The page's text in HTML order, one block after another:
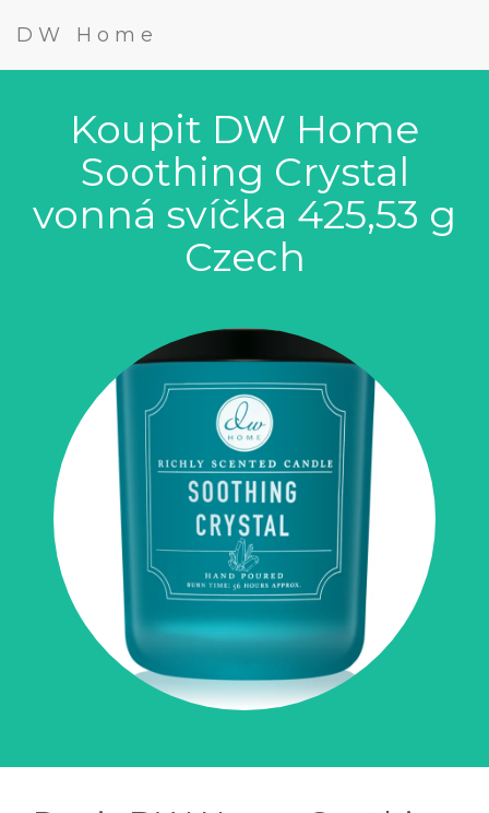
DW Home
Koupit DW Home
Soothing Crystal
vonná svíčka 425,53 g
Czech